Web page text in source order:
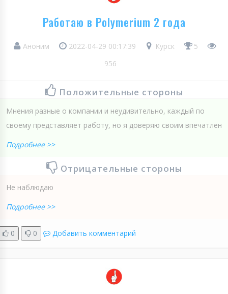
Работаю в Polymerium 2 года
Аноним 2022-04-29 00:17:39 Курск
5
956
Положительные стороны
Мнения разные о компании и неудивительно, каждый по
своему представляет работу, но я доверяю своим впечатлен
Подробнее >>
Отрицательные стороны
Не наблюдаю
Подробнее >>
0 0 Добавить комментарий